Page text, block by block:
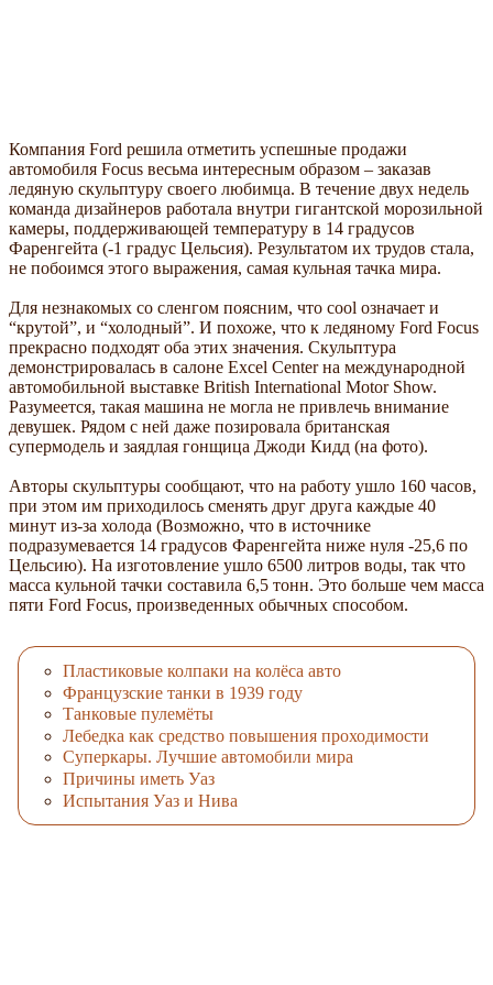
Компания Ford решила отметить успешные продажи
автомобиля Focus весьма интересным образом – заказав
ледяную скульптуру своего любимца. В течение двух недель
команда дизайнеров работала внутри гигантской морозильной
камеры, поддерживающей температуру в 14 градусов
Фаренгейта (-1 градус Цельсия). Результатом их трудов стала,
не побоимся этого выражения, самая кульная тачка мира.
Для незнакомых со сленгом поясним, что cool означает и
“крутой”, и “холодный”. И похоже, что к ледяному Ford Focus
прекрасно подходят оба этих значения. Скульптура
демонстрировалась в салоне Excel Center на международной
автомобильной выставке British International Motor Show.
Разумеется, такая машина не могла не привлечь внимание
девушек. Рядом с ней даже позировала британская
супермодель и заядлая гонщица Джоди Кидд (на фото).
Авторы скульптуры сообщают, что на работу ушло 160 часов,
при этом им приходилось сменять друг друга каждые 40
минут из-за холода (Возможно, что в источнике
подразумевается 14 градусов Фаренгейта ниже нуля -25,6 по
Цельсию). На изготовление ушло 6500 литров воды, так что
масса кульной тачки составила 6,5 тонн. Это больше чем масса
пяти Ford Focus, произведенных обычных способом.
Пластиковые колпаки на колёса авто
Французские танки в 1939 году
Танковые пулемёты
Лебедка как средство повышения проходимости
Суперкары. Лучшие автомобили мира
Причины иметь Уаз
Испытания Уаз и Нива